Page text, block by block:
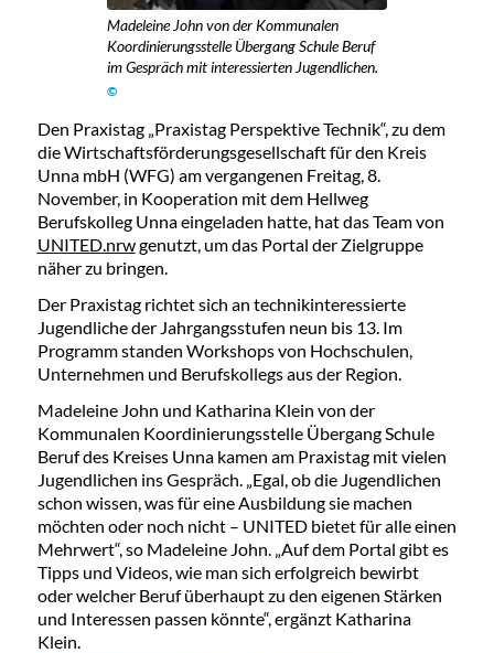
Madeleine John von der Kommunalen
Koordinierungsstelle Übergang Schule Beruf
im Gespräch mit interessierten Jugendlichen.
©
Den Praxistag „Praxistag Perspektive Technik“, zu dem
die Wirtschaftsförderungsgesellschaft für den Kreis
Unna mbH (WFG) am vergangenen Freitag, 8.
November, in Kooperation mit dem Hellweg
Berufskolleg Unna eingeladen hatte, hat das Team von
UNITED.nrwgenutzt, um das Portal der Zielgruppe
näher zu bringen.
Der Praxistag richtet sich an technikinteressierte
Jugendliche der Jahrgangsstufen neun bis 13. Im
Programm standen Workshops von Hochschulen,
Unternehmen und Berufskollegs aus der Region.
Madeleine John und Katharina Klein von der
Kommunalen Koordinierungsstelle Übergang Schule
Beruf des Kreises Unna kamen am Praxistag mit vielen
Jugendlichen ins Gespräch. „Egal, ob die Jugendlichen
schon wissen, was für eine Ausbildung sie machen
möchten oder noch nicht – UNITED bietet für alle einen
Mehrwert“, so Madeleine John. „Auf dem Portal gibt es
Tipps und Videos, wie man sich erfolgreich bewirbt
oder welcher Beruf überhaupt zu den eigenen Stärken
und Interessen passen könnte“, ergänzt Katharina
Klein.